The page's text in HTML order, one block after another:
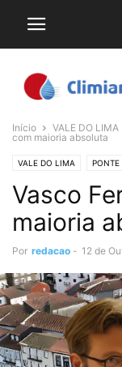
Início VALE DO LIMA
com maioria absoluta
VALE DO LIMA PONTE
Vasco
maioria
Por redacao - 12 de